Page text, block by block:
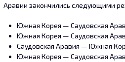
Аравии закончились следующими
Южная Корея — Саудовская
Южная Корея — Саудовская
Саудовская Аравия — Южная
Южная Корея — Саудовская